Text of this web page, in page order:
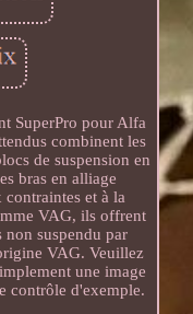
SuperPro pour Alfa
combinent les
de suspension en
bras en alliage
contraintes et à la
VAG, ils offrent
suspendu par
VAG. Veuillez
une image
contrôle d'exemple.